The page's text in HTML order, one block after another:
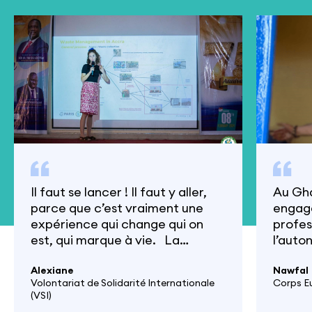
Il faut se lancer ! Il faut y aller,
parce que c’est vraiment une
expérience qui change qui on
est, qui marque à vie. La
majeur pour de nombreuses villes
africaines, et Accra ne fait pas
exception. Avec une population
Alexiane
Volontariat de Solidarité Internationale
(VSI)
Au
Nawfal
Corps